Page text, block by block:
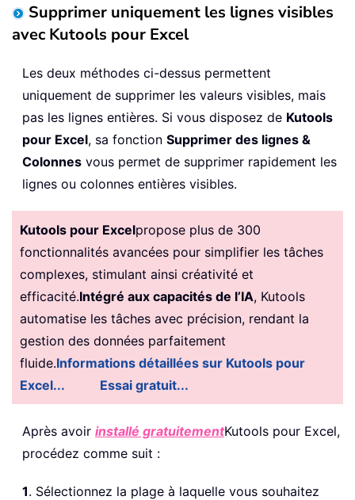
Supprimer uniquement les lignes visibles
avec Kutools pour Excel
Les deux méthodes ci-dessus permettent
uniquement de supprimer les valeurs visibles, mais
pas les lignes entières. Si vous disposez de Kutools
pour Excel, sa fonction Supprimer des lignes &
Colonnes vous permet de supprimer rapidement les
lignes ou colonnes entières visibles.
Kutools pour Excelpropose plus de 300
fonctionnalités avancées pour simplifier les tâches
complexes, stimulant ainsi créativité et
efficacité.Intégré aux capacités de l’IA, Kutools
automatise les tâches avec précision, rendant la
gestion des données parfaitement
fluide.Informations détaillées sur Kutools pour
Excel...
Essai gratuit...
Après avoir installé gratuitementKutools pour Excel,
procédez comme suit :
1. Sélectionnez la plage à laquelle vous souhaitez